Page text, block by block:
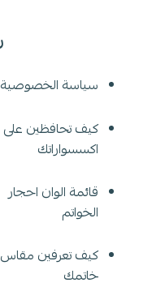
سياسة الخصوصية
كيف تحافظين على
اكسسواراتك
قائمة الوان احجار
الخواتم
كيف تعرفين مقاس
خاتمك